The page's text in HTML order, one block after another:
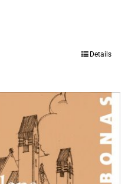
Details